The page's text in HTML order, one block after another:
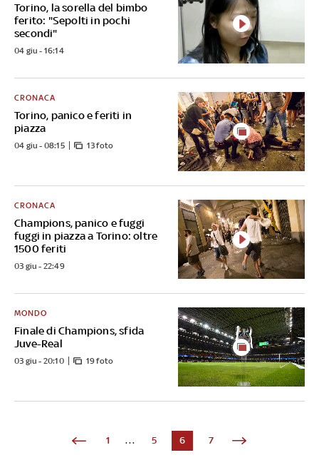
Torino, la sorella del bimbo
ferito: "Sepolti in pochi
secondi"
04 giu - 16:14
Torino, panico e feriti in
piazza
CRONACA
04 giu - 08:15 13 foto
Champions, panico e fuggi
fuggi in piazza a Torino: oltre
1500 feriti
CRONACA
03 giu - 22:49
Finale di Champions, sfida
Juve-Real
MONDO
03 giu - 20:10 19 foto
1 ... 5 6 7